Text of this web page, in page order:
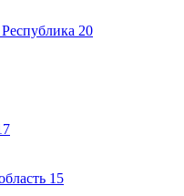
20
15